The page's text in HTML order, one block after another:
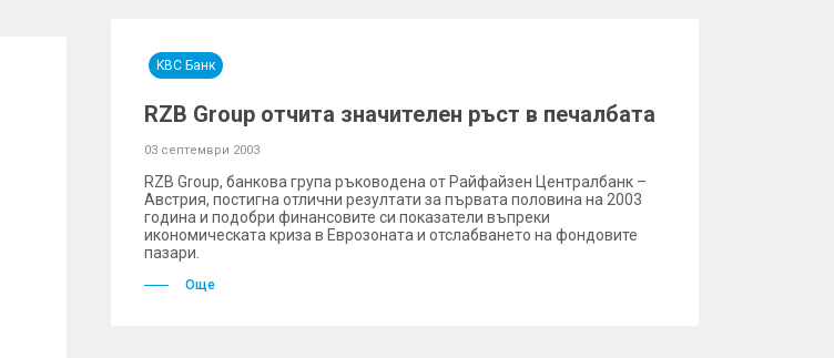
KBC Банк
RZB Group отчита значителен ръст в печалбата
03 септември 2003
RZB Group, банкова група ръководена от Райфайзен Централбанк –
Австрия, постигна отлични резултати за първата половина на 2003
година и подобри финансовите си показатели въпреки
икономическата криза в Еврозоната и отслабването на фондовите
пазари.
Още